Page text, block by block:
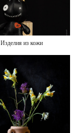
Изделия из кожи